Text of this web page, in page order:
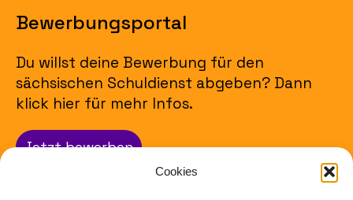
Cookies
Bewerbungsportal
Du willst deine Bewerbung für den
sächsischen Schuldienst abgeben? Dann
klick hier für mehr Infos.
Jetzt bewerben